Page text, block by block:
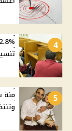
4
تنسيق
5
منة